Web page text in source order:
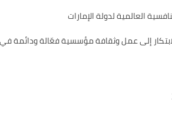
العالمية لدولة الإمارات
إلى عمل وثقافة مؤسسية فعّالة ودائمة